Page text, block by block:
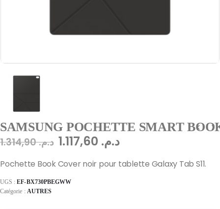
SAMSUNG POCHETTE SMART
د.م.1.314,90 د.م.
Pochette Book Cover noir pour tablette Galaxy Tab S11.
UGS :EF-BX730PBEGWW
Catégorie : AUTRES